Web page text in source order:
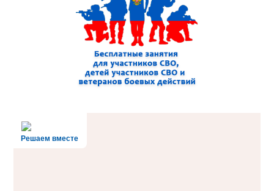
Решаем вместе